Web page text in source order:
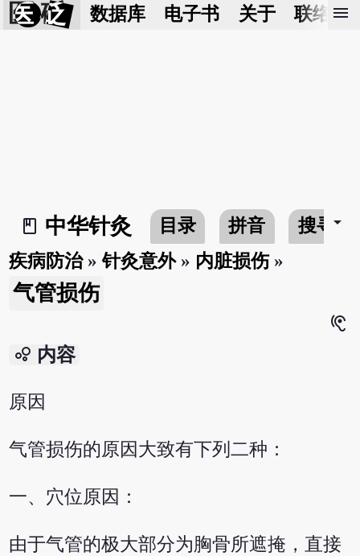
医 砭 数据库 电子书 关于 联络我
menu
book_2
中华针灸 目录 拼音 搜寻arrow_drop_down
疾病防治»针灸意外» 内脏损伤»
气管损伤
hearing
bubble_chart 内容
原因
气管损伤的原因大致有下列二种：
一、穴位原因：
由于气管的极大部分为胸骨所遮掩，直接